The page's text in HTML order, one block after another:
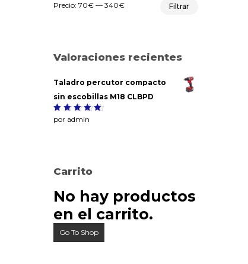
Filtrar
Precio: 70€ — 340€
Valoraciones recientes
Taladro percutor compacto
sin escobillas M18 CLBPD
Valorado
con
por admin
Carrito
No hay productos
en el carrito.
Go To Shop